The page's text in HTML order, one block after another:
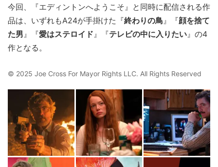
今回、『エディントンへようこそ』と同時に配信される作
品は、いずれもA24が手掛けた『終わりの鳥 』『顔を捨て
た男 』『愛はステロイド 』『テレビの中に入りたい 』の4
作となる。
© 2025 Joe Cross For Mayor Rights LLC. All Rights Reserved